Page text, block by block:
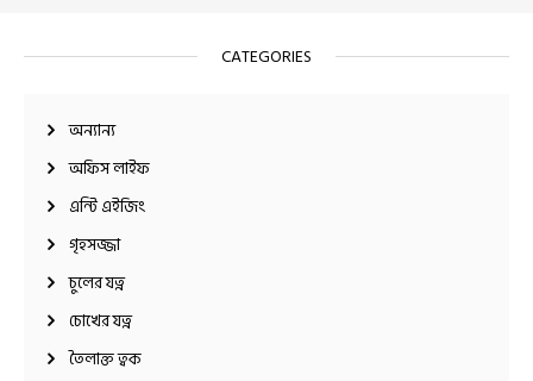
CATEGORIES
অন্যান্য
অফিস লাইফ
এন্টি এইজিং
গৃহসজ্জা
চুলের যত্ন
চোখের যত্ন
তৈলাক্ত ত্বক